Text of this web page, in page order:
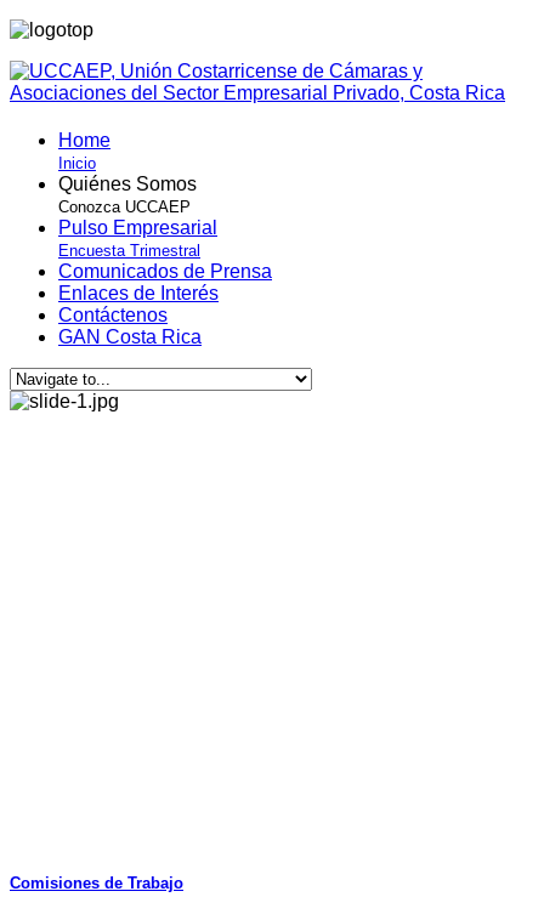
Home
Inicio
Quiénes Somos
Conozca UCCAEP
Pulso Empresarial
Encuesta Trimestral
Comunicados de Prensa
Enlaces de Interés
Contáctenos
GAN Costa Rica
Comisiones de Trabajo